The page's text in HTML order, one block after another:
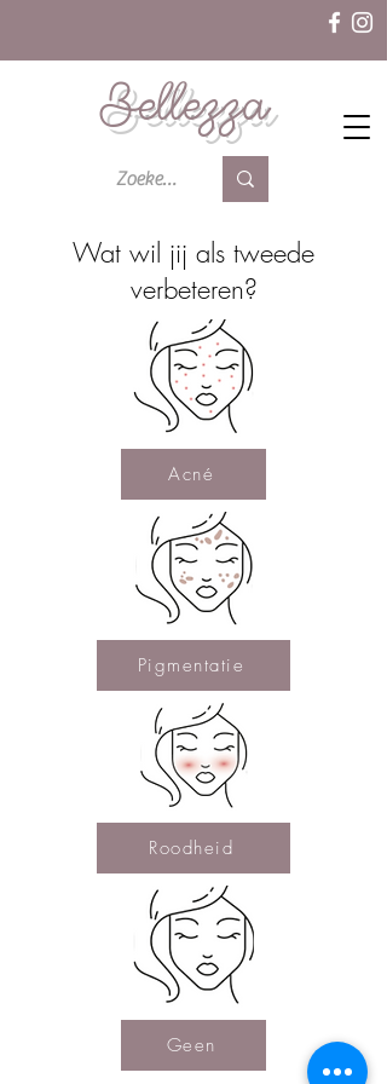
Bellezza
Wat wil jij als tweede
verbeteren?
Acné
Pigmentatie
Roodheid
Geen